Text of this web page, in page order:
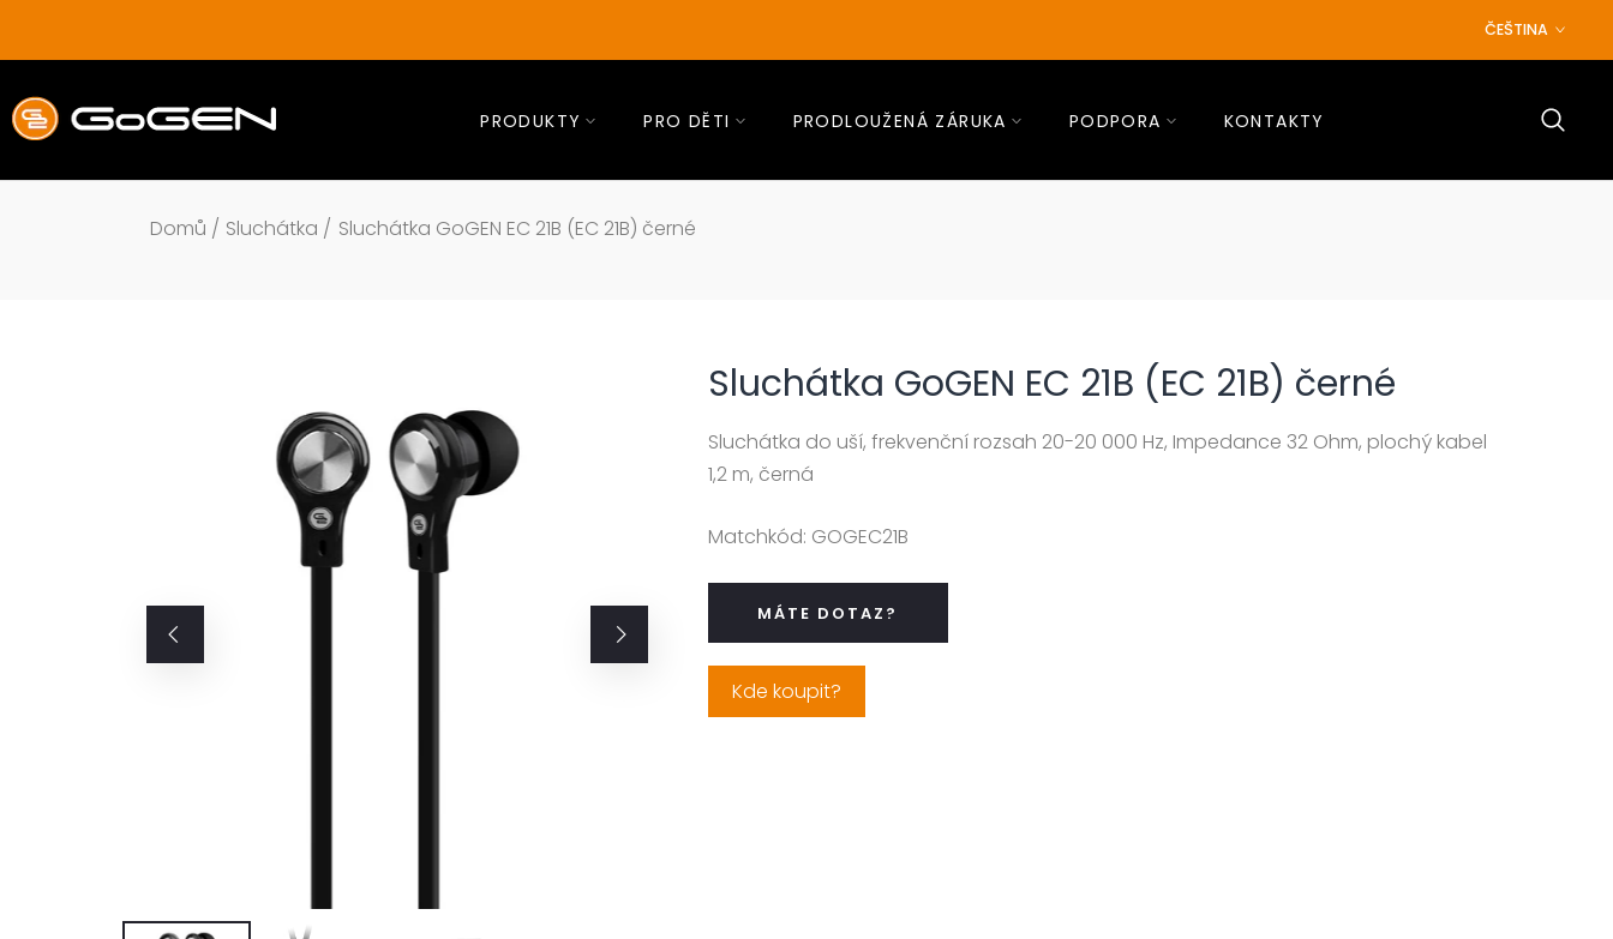
na
obsah
ČEŠTINA
PRODUKTY PRO DĚTI PRODLOUŽENÁ ZÁRUKA PODPORA KONTAKTY
Domů / Sluchátka / Sluchátka GoGEN EC 21B (EC 21B) černé
Sluchátka GoGEN EC 21B (EC 21B) černé
Sluchátka do uší, frekvenční rozsah 20-20 000 Hz, Impedance 32 Ohm, plochý kabel
1,2 m, černá
Matchkód: GOGEC21B
MÁTE DOTAZ?
Kde koupit?